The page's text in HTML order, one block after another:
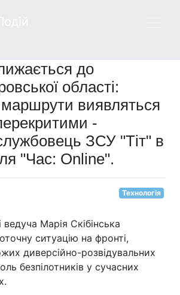
до
області:
маршрути виявляться
-
ЗСУ "Тіт" в
"Час: Online".
Технологія
Марія Скібінська
ситуацію на фронті,
диверсійно-розвідувальних
безпілотників у сучасних